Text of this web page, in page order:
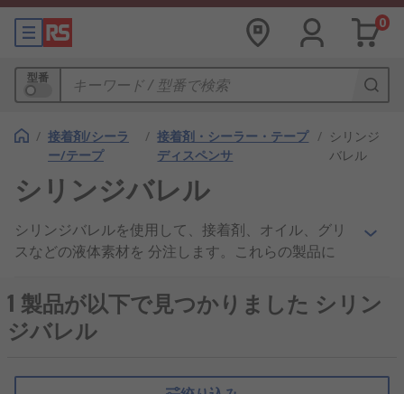
0
型番
/ 接着剤/シーラ
ー/テープ
/ 接着剤・シーラー・テープ
ディスペンサ
/ シリンジ
バレル
シリンジバレル
シリンジバレルを使用して、接着剤、オイル、グリ
スなどの液体素材を 分注します。これらの製品に
又はピストンがあります。プランジャが引っ張られ
ると、 液体が吸い込まれ、 押されると 液体が放出
ギャップを通して放出されます。 シリンジバレル
流れを内側又は外側に向けます。取り扱い主要メー
1 製品が以下で見つかりました シリン
ジバレル